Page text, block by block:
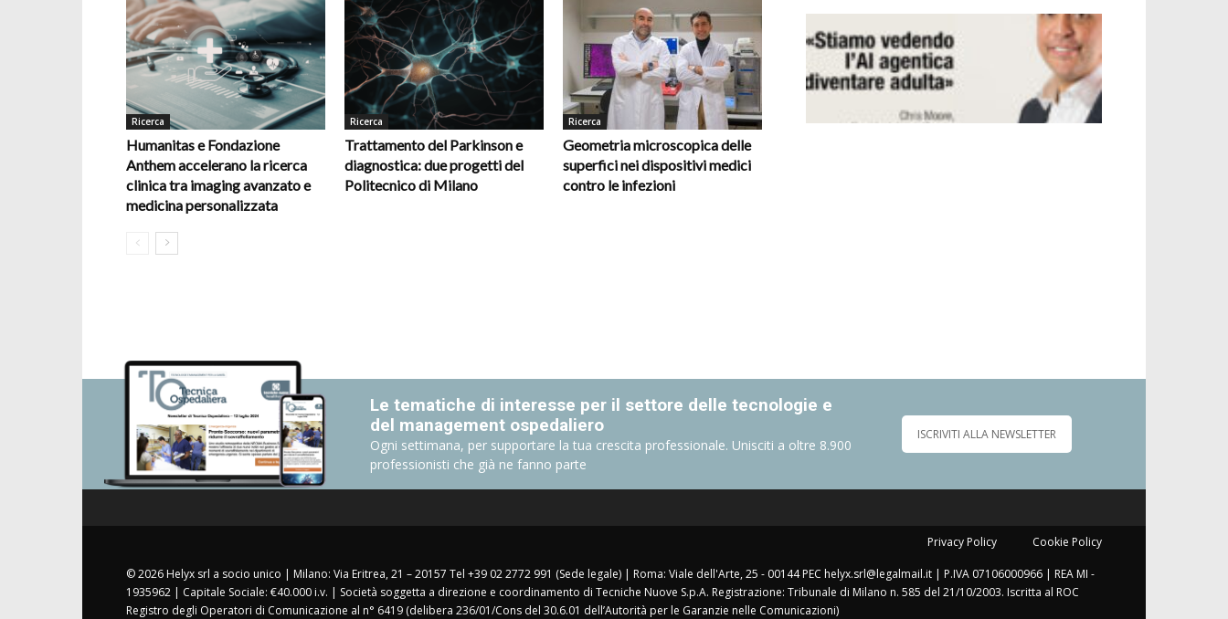
Ricerca
Humanitas e Fondazione
Anthem accelerano la ricerca
clinica tra imaging avanzato e
medicina personalizzata
Ricerca
Trattamento del Parkinson e
diagnostica: due progetti del
Politecnico di Milano
Ricerca
Geometria microscopica delle
superfici nei dispositivi medici
contro le infezioni
Le tematiche di interesse per il settore delle tecnologie e
del management ospedaliero
Ogni settimana, per supportare la tua crescita professionale. Unisciti a oltre 8.900
professionisti che già ne fanno parte
ISCRIVITI ALLA NEWSLETTER
Privacy Policy Cookie Policy
© 2026 Helyx srl a socio unico | Milano: Via Eritrea, 21 – 20157 Tel +39 02 2772 991 (Sede legale) | Roma: Viale dell'Arte, 25 - 00144 PEC helyx.srl@legalmail.it | P.IVA 07106000966 | REA MI -
1935962 | Capitale Sociale: €40.000 i.v. | Società soggetta a direzione e coordinamento di Tecniche Nuove S.p.A. Registrazione: Tribunale di Milano n. 585 del 21/10/2003. Iscritta al ROC
Registro degli Operatori di Comunicazione al n° 6419 (delibera 236/01/Cons del 30.6.01 dell’Autorità per le Garanzie nelle Comunicazioni)